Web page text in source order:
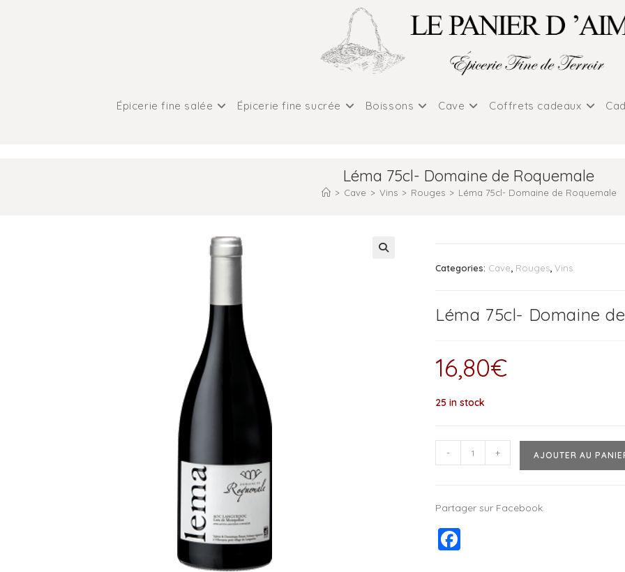
Épicerie fine salée Épicerie fine sucrée Boissons Cave Coffrets cadeaux
Léma 75cl- Domaine de Roquemale
> Cave > Vins > Rouges > Léma 75cl- Domaine de Roquemale
Categories: Cave Rouges Vins
Léma 75cl- Domaine
16,80€
25 in stock
- + AJOUTER AU
Partager sur Facebook